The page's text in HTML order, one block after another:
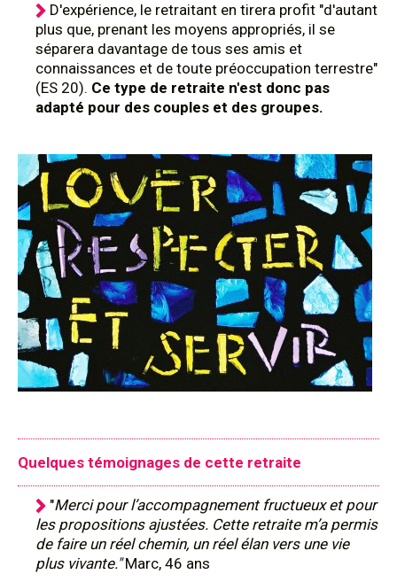
D'expérience, le retraitant en tirera profit "d'autant
plus que, prenant les moyens appropriés, il se
séparera davantage de tous ses amis et
connaissances et de toute préoccupation terrestre"
(ES 20). Ce type de retraite n'est donc pas
adapté pour des couples et des groupes.
Quelques témoignages de cette retraite
"Merci pour l’accompagnement fructueux et pour
les propositions ajustées. Cette retraite m’a permis
de faire un réel chemin, un réel élan vers une vie
plus vivante."Marc, 46 ans